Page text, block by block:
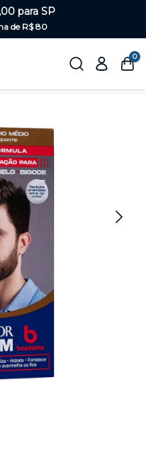
para SP
de R$ 80
0